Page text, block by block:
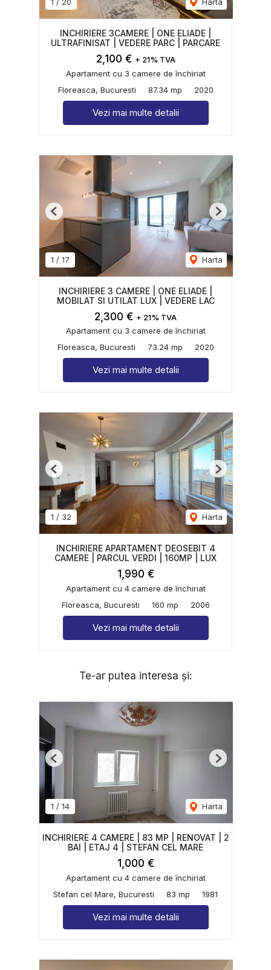
INCHIRIERE 3CAMERE | ONE ELIADE |
ULTRAFINISAT | VEDERE PARC | PARCARE
2,100 € + 21% TVA
Apartament cu 3 camere de închiriat
Floreasca, Bucuresti
87.34 mp 2020
Vezi mai multe detalii
1 / 17 Harta
Previous Next
INCHIRIERE 3 CAMERE | ONE ELIADE |
MOBILAT SI UTILAT LUX | VEDERE LAC
2,300 € + 21% TVA
Apartament cu 3 camere de închiriat
Floreasca, Bucuresti
73.24 mp 2020
Vezi mai multe detalii
1 / 32 Harta
Previous Next
INCHIRIERE APARTAMENT DEOSEBIT 4
CAMERE | PARCUL VERDI | 160MP | LUX
1,990 €
Apartament cu 4 camere de închiriat
Floreasca, Bucuresti
160 mp 2006
Vezi mai multe detalii
Te-ar putea interesa și:
1 / 14 Harta
Previous Next
INCHIRIERE 4 CAMERE | 83 MP | RENOVAT | 2
BAI | ETAJ 4 | STEFAN CEL MARE
1,000 €
Apartament cu 4 camere de închiriat
Stefan cel Mare, Bucuresti
83 mp 1981
Vezi mai multe detalii